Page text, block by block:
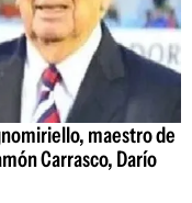
maestro de
Carrasco, Darío